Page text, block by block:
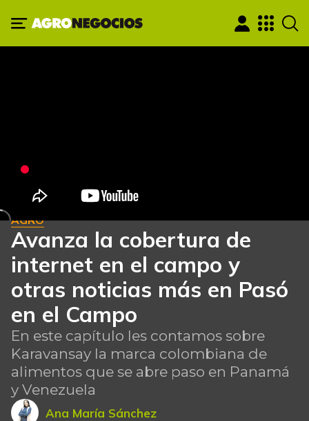
AGRO
Avanza la cobertura de
internet en el campo y
otras noticias más en Pasó
en el Campo
En este capítulo les contamos sobre
Karavansay la marca colombiana de
alimentos que se abre paso en Panamá
y Venezuela
Ana María Sánchez